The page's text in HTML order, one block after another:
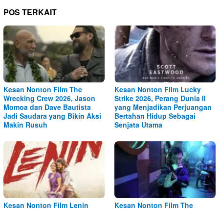
POS TERKAIT
Kesan Nonton Film The
Wrecking Crew 2026, Jason
Momoa dan Dave Bautista
Jadi Saudara yang Bikin Aksi
Makin Rusuh
Kesan Nonton Film Lucky
Strike 2026, Perang Dunia II
yang Menjadikan Perjuangan
Bertahan Hidup Sebagai
Senjata Utama
Kesan Nonton Film Lenin
Kesan Nonton Film The